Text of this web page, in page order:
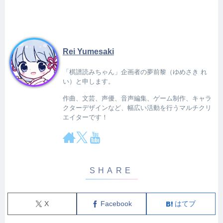
Rei Yumesaki
「棋譜読みちゃん」企画者の夢前黎（ゆめさき れ
い）と申します。
作曲、文芸、声優、音声編集、ゲーム制作、キャラ
クターデザインなど、幅広い活動を行うマルチクリ
エイターです！
X Facebook はてブ